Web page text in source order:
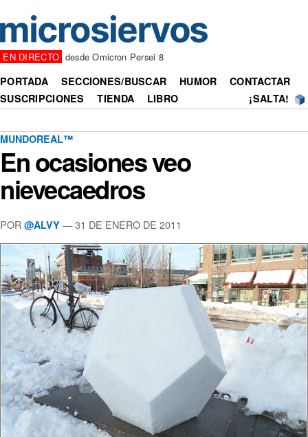
EN DIRECTO desde Omicron Persei 8
PORTADA SECCIONES/BUSCAR HUMOR
CONTACTAR
SUSCRIPCIONES
TIENDA LIBRO ¡SALTA!
MUNDOREAL™
En ocasiones veo
nievecaedros
POR @ALVY — 31 DE ENERO DE 2011